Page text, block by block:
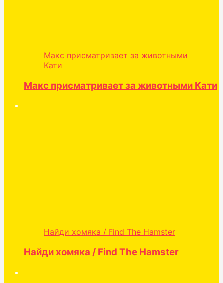
Макс присматривает за животными
Кати
Макс присматривает за животными Кати
Найди хомяка / Find The Hamster
Найди хомяка / Find The Hamster